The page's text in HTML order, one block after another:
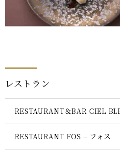
レストラン
RESTAURANT＆BAR CIEL
RESTAURANT FOS – フォス